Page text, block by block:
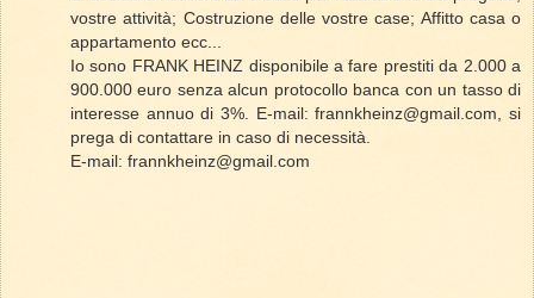
vostre attività; Costruzione delle vostre case; Affitto casa o
appartamento ecc...
Io sono FRANK HEINZ disponibile a fare prestiti da 2.000 a
900.000 euro senza alcun protocollo banca con un tasso di
interesse annuo di 3%. E-mail: frannkheinz@gmail.com, si
prega di contattare in caso di necessità.
E-mail: frannkheinz@gmail.com